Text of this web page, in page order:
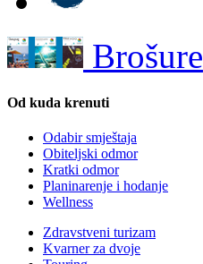
Brošure
Od kuda krenuti
Odabir smještaja
Obiteljski odmor
Kratki odmor
Planinarenje i hodanje
Wellness
Zdravstveni turizam
Kvarner za dvoje